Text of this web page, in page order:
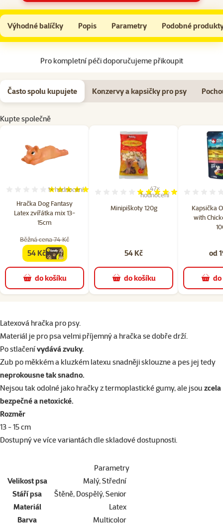
Hračka Dog Fantasy Latex zvířátka mix 13-15cm
Do košíku
Výhodné balíčky Popis Parametry Podobné
Na začátek stránky
Pro kompletní péči doporučujeme přikoupit
Často spolu kupujete Konzervy a kapsičky pro psy
Kupte společně
Hračka Dog Fantasy
Latex zvířátka mix 13-
15cm
Hodnocení 100%, počet hodnocení: 1
1×hodnocení
Běžná cena 74 Kč
familycena
54 Kč
do košíku
Minipiškoty 120g
Hodnocení 98%, počet
47×
hodnocení
54 Kč
do košíku
Kapsička
with
od
superzoo.product.detail.content
Latexová hračka pro psy.
Materiál je pro psa velmi příjemný a hračka se dobře drží.
Po stlačenívydává zvuky.
Zub po měkkém a kluzkém latexu snadněji sklouzne a pes jej tedy
neprokousne tak snadno.
Nejsou tak odolné jako hračky z termoplastické gumy, ale jsou zcela
bezpečné a netoxické.
Rozměr
13 - 15 cm
Dostupný ve více variantách dle skladové dostupnosti.
Parametry
Velikost psa
Malý, Střední
Stáří psa
Štěně, Dospělý, Senior
Materiál
Latex
Barva
Multicolor